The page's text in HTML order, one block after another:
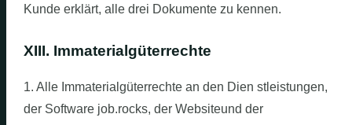
Kunde erklärt, alle drei Dokumente zu kennen.
XIII. Immaterialgüterrechte
1. Alle Immaterialgüterrechte an den Dien stleistungen,
der Software job.rocks, der Websiteund der